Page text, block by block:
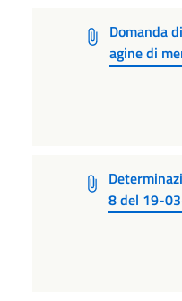
Domanda
agine di
8 del 19-